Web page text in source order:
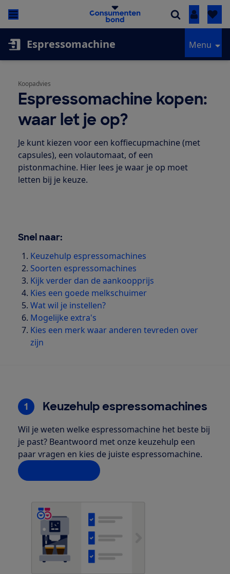
Inloggen
Espressomachine Menu
Koopadvies
Espressomachine kopen:
waar let je op?
Je kunt kiezen voor een koffiecupmachine (met
capsules), een volautomaat, of een
pistonmachine. Hier lees je waar je op moet
letten bij je keuze.
Snel naar:
Keuzehulp espressomachines
Soorten espressomachines
Kijk verder dan de aankoopprijs
Kies een goede melkschuimer
Wat wil je instellen?
Mogelijke extra's
Kies een merk waar anderen tevreden over
zijn
1 Keuzehulp espressomachines
Wil je weten welke espressomachine het beste bij
je past? Beantwoord met onze keuzehulp een
paar vragen en kies de juiste espressomachine.